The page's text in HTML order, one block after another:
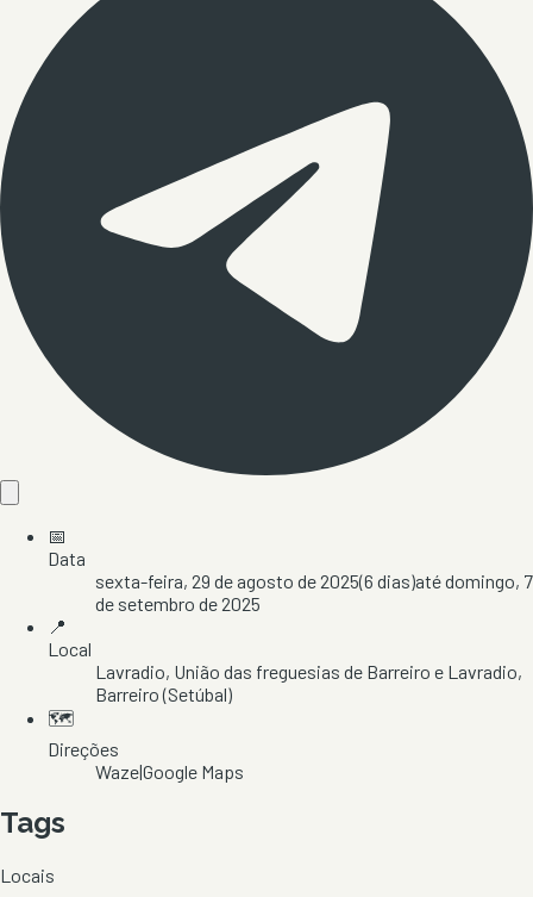
📅
Data
sexta-feira, 29 de agosto de 2025(6 dias)atédomingo, 7
de setembro de 2025
📍
Local
Lavradio, União das freguesias de Barreiro e Lavradio,
Barreiro(Setúbal)
🗺️
Direções
Waze|Google Maps
Tags
Locais